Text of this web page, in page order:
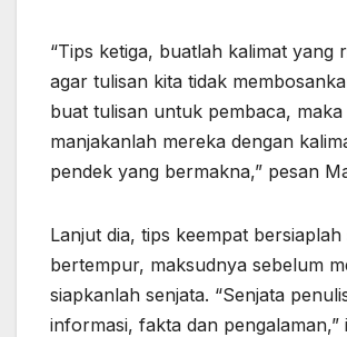
“Tips ketiga, buatlah kalimat yang
agar tulisan kita tidak
buat tulisan untuk pembaca, maka
manjakanlah mereka dengan
pendek yang bermakna,” pesan
Lanjut dia, tips keempat
bertempur, maksudnya sebelum
siapkanlah senjata. “Senjata
informasi, fakta dan pengalaman,”